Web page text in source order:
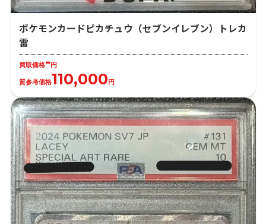
ポケモンカードピカチュウ（セブンイレブン）トレカ
雷
買取価格-円
質参考価格110,000円